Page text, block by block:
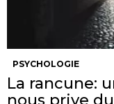
PSYCHOLOGIE
La rancune: